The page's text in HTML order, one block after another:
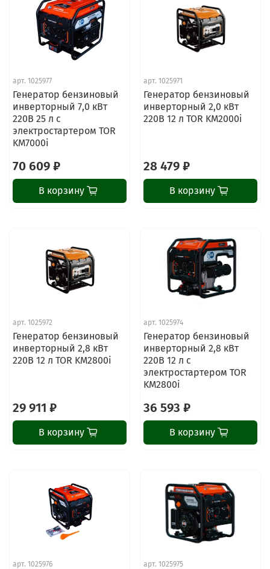
арт. 1025977
Генератор бензиновый
инверторный 7,0 кВт
220В 25 л с
электростартером TOR
KM7000i
70 609 ₽
В корзину
арт. 1025971
Генератор бензиновый
инверторный 2,0 кВт
220В 12 л TOR KM2000i
28 479 ₽
В корзину
арт. 1025972
Генератор бензиновый
инверторный 2,8 кВт
220В 12 л TOR KM2800i
29 911 ₽
В корзину
арт. 1025974
Генератор бензиновый
инверторный 2,8 кВт
220В 12 л с
электростартером TOR
KM2800i
36 593 ₽
В корзину
арт. 1025976 арт. 1025975